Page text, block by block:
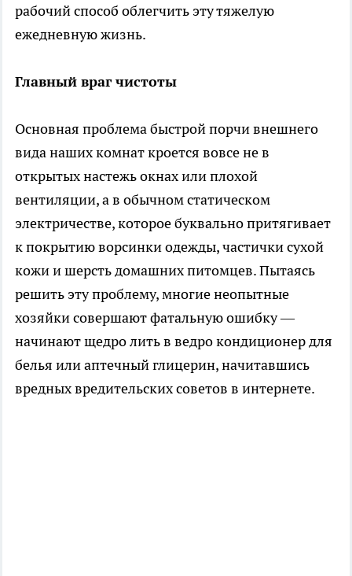
рабочий способ облегчить эту тяжелую
ежедневную жизнь.
Главный враг чистоты
Основная проблема быстрой порчи внешнего
вида наших комнат кроется вовсе не в
открытых настежь окнах или плохой
вентиляции, а в обычном статическом
электричестве, которое буквально притягивает
к покрытию ворсинки одежды, частички сухой
кожи и шерсть домашних питомцев. Пытаясь
решить эту проблему, многие неопытные
хозяйки совершают фатальную ошибку —
начинают щедро лить в ведро кондиционер для
белья или аптечный глицерин, начитавшись
вредных вредительских советов в интернете.